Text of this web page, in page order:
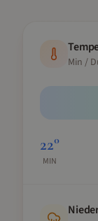
Min /
22°
MIN